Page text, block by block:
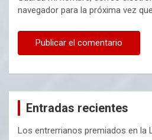
navegador para la próxima vez
Entradas recientes
Los entrerrianos premiados en la